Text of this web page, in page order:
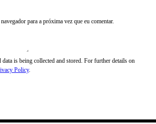
para a próxima vez que eu comentar.
data is being collected and stored. For further details on
Policy.